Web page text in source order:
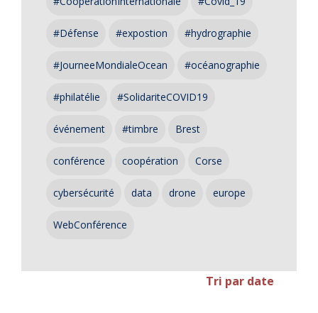
#Défense #expostion #hydrographie
#JourneeMondialeOcean #océanographie
#philatélie #SolidariteCOVID19
événement #timbre Brest
conférence coopération Corse
cybersécurité data drone europe
WebConférence
Tri par date